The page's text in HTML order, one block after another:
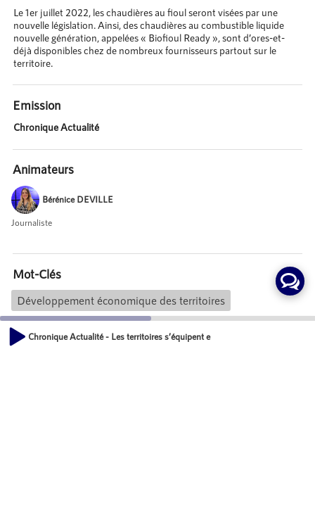
Le 1er juillet 2022, les chaudières au fioul seront visées par une
nouvelle législation. Ainsi, des chaudières au combustible liquide
nouvelle génération, appelées « Biofioul Ready », sont d’ores-et-
déjà disponibles chez de nombreux fournisseurs partout sur le
territoire.
Emission
Chronique Actualité
Animateurs
Bérénice DEVILLE
Journaliste
Mot-Clés
Développement économique des territoires
Chronique Actualité - Les territoires s’équipent en matériels "Biofoul